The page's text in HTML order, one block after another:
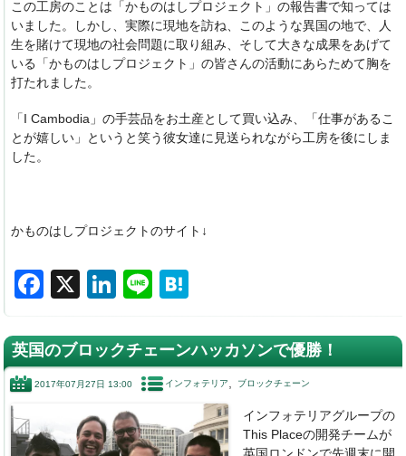
この工房のことは「かものはしプロジェクト」の報告書で知っては
いました。しかし、実際に現地を訪ね、このような異国の地で、人
生を賭けて現地の社会問題に取り組み、そして大きな成果をあげて
いる「かものはしプロジェクト」の皆さんの活動にあらためて胸を
打たれました。
「I Cambodia」の手芸品をお土産として買い込み、「仕事があるこ
とが嬉しい」というと笑う彼女達に見送られながら工房を後にしま
した。
かものはしプロジェクトのサイト↓
F
c
e
o
X
Li
k
e
n
Li
e
e
n
a
英国のブロックチェーンハッカソンで優勝！
2017年07月27日 13:00 インフォテリア ブロックチェーン
インフォテリアグループの
This Placeの開発チームが